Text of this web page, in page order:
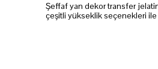
Şeffaf yan dekor transfer
çeşitli yükseklik seçenekleri ile